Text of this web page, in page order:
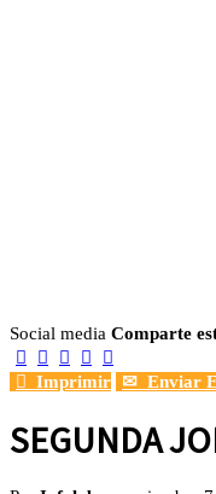
Social media Comparte

  


Imprimir ✉ Enviar
SEGUNDA